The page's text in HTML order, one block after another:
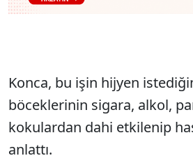
Konca, bu işin hijyen
böceklerinin sigara, alkol,
kokulardan dahi etkilenip
anlattı.